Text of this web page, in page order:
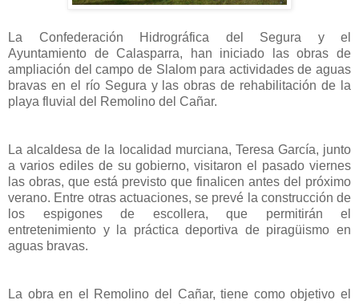
La Confederación Hidrográfica del Segura y el
Ayuntamiento de Calasparra, han iniciado las obras de
ampliación del campo de Slalom para actividades de aguas
bravas en el río Segura y las obras de rehabilitación de la
playa fluvial del Remolino del Cañar.
La alcaldesa de la localidad murciana, Teresa García, junto
a varios ediles de su gobierno, visitaron el pasado viernes
las obras, que está previsto que finalicen antes del próximo
verano. Entre otras actuaciones, se prevé la construcción de
los espigones de escollera, que permitirán el
entretenimiento y la práctica deportiva de piragüismo en
aguas bravas.
La obra en el Remolino del Cañar, tiene como objetivo el